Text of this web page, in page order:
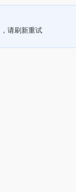
请刷新重试